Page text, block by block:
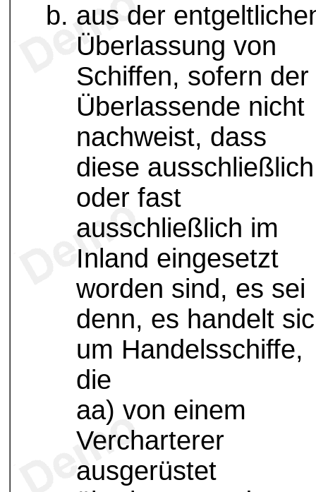
aus der
Überlassung von
Schiffen, sofern der
Überlassende nicht
nachweist, dass
diese ausschließlich
oder fast
ausschließlich im
Inland eingesetzt
worden sind, es sei
denn, es handelt
um Handelsschiffe,
die
aa) von einem
Vercharterer
ausgerüstet